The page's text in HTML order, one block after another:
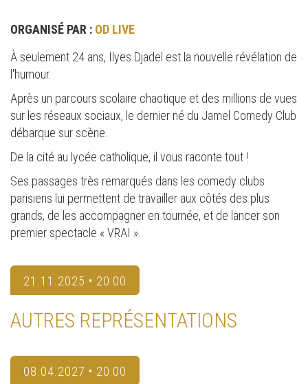
ORGANISÉ PAR : OD LIVE
À seulement 24 ans, Ilyes Djadel est la nouvelle révélation de
l'humour.
Après un parcours scolaire chaotique et des millions de vues
sur les réseaux sociaux, le dernier né du Jamel Comedy Club
débarque sur scène.
De la cité au lycée catholique, il vous raconte tout !
Ses passages très remarqués dans les comedy clubs
parisiens lui permettent de travailler aux côtés des plus
grands, de les accompagner en tournée, et de lancer son
premier spectacle « VRAI ».
21.11.2025 • 20:00
AUTRES REPRÉSENTATIONS
08.04.2027 • 20:00